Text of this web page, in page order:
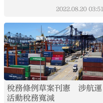
2022.08.20 03:51
稅務條例草案刊憲 涉航運
活動稅務寬減